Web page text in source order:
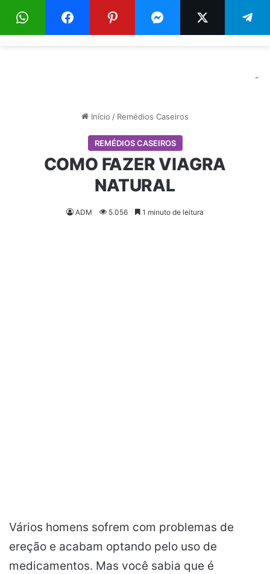
Menu
-
Início / Remédios Caseiros
REMÉDIOS CASEIROS
COMO FAZER VIAGRA
NATURAL
ADM 5.056 1 minuto de leitura
Vários homens sofrem com problemas de
ereção e acabam optando pelo uso de
medicamentos. Mas você sabia que é